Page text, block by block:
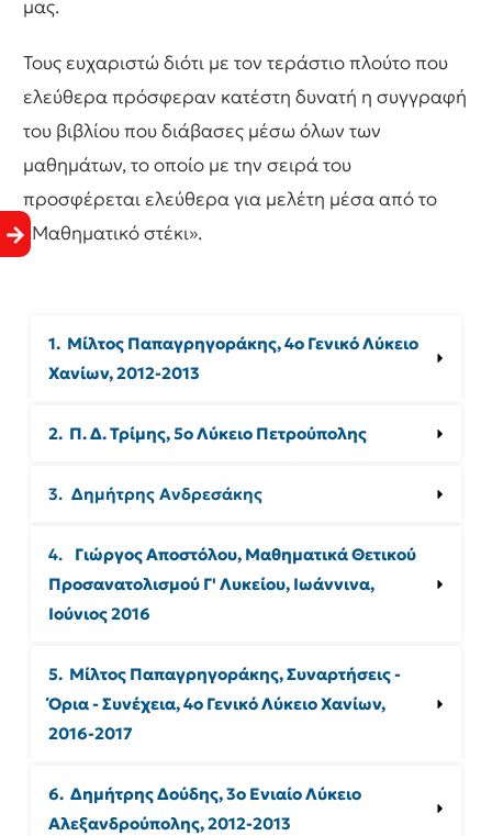
μας.
Τους ευχαριστώ διότι με τον τεράστιο πλούτο που
ελεύθερα πρόσφεραν κατέστη δυνατή η συγγραφή
του βιβλίου που διάβασες μέσω όλων των
μαθημάτων, το οποίο με την σειρά του
προσφέρεται ελεύθερα για μελέτη μέσα από το
«Μαθηματικό στέκι».
1.  Mίλτος Παπαγρηγοράκης, 4ο Γενικό Λύκειο
Χανίων, 2012-2013
2.  Π. Δ. Τρίμης, 5ο Λύκειο Πετρούπολης
3.  Δημήτρης Ανδρεσάκης
4.
Γιώργος Αποστόλου, Μαθηματικά Θετικού
Προσανατολισμού Γ' Λυκείου, Ιωάννινα,
Ιούνιος 2016
5.  Μίλτος Παπαγρηγοράκης, Συναρτήσεις -
Όρια - Συνέχεια, 4ο Γενικό Λύκειο Χανίων,
2016-2017
6.  Δημήτρης Δούδης, 3ο Ενιαίο Λύκειο
Αλεξανδρούπολης, 2012-2013